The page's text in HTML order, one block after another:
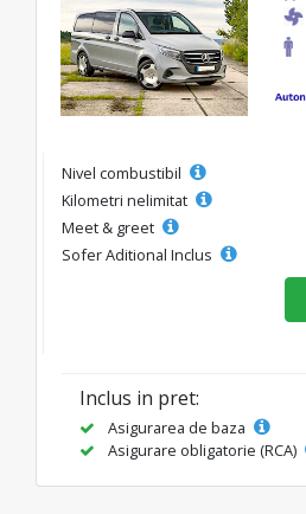
Nivel combustibil
Kilometri nelimitat
Meet & greet
Sofer Aditional Inclus
Inclus in pret:
Asigurarea de baza
Asigurare obligatorie (RCA)